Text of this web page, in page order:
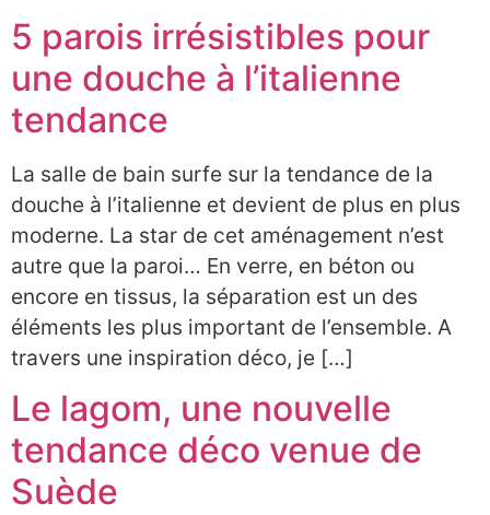
5 parois irrésistibles pour
une douche à l’italienne
tendance
La salle de bain surfe sur la tendance de la
douche à l’italienne et devient de plus en plus
moderne. La star de cet aménagement n’est
autre que la paroi… En verre, en béton ou
encore en tissus, la séparation est un des
éléments les plus important de l’ensemble. A
travers une inspiration déco, je […]
Le lagom, une nouvelle
tendance déco venue de
Suède